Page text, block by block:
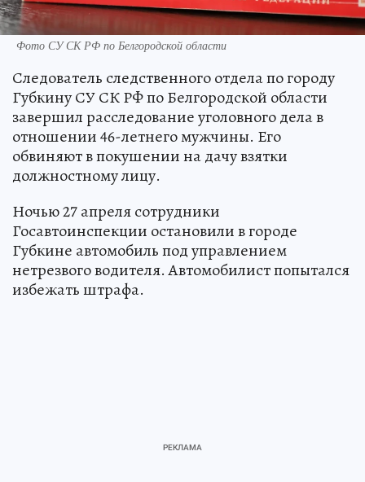
Фото СУ СК РФ по Белгородской области
Следователь следственного отдела по городу
Губкину СУ СК РФ по Белгородской области
завершил расследование уголовного дела в
отношении 46-летнего мужчины. Его
обвиняют в покушении на дачу взятки
должностному лицу.
Ночью 27 апреля сотрудники
Госавтоинспекции остановили в городе
Губкине автомобиль под управлением
нетрезвого водителя. Автомобилист попытался
избежать штрафа.